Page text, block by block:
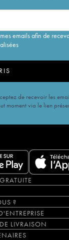
emails afin de
de recevoir les
moment via le lien
?
LIVRAISON